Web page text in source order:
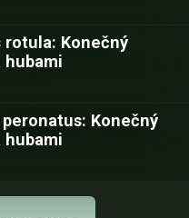
rotula: Konečný
hubami
peronatus: Konečný
hubami